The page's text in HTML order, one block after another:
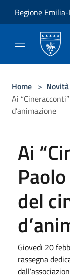
Regione
Home > Novità
Ai
d’animazione
Ai
del
Giovedì 20
rassegna